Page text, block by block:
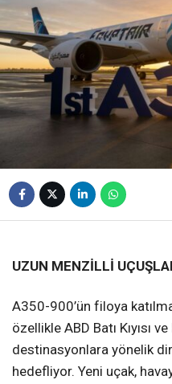
UZUN MENZİLLİ
A350-900’ün filoya
özellikle ABD Batı Kıyısı
destinasyonlara yönelik
hedefliyor. Yeni uçak,